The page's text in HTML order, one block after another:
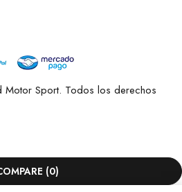
Sport. Todos los derechos
(0)